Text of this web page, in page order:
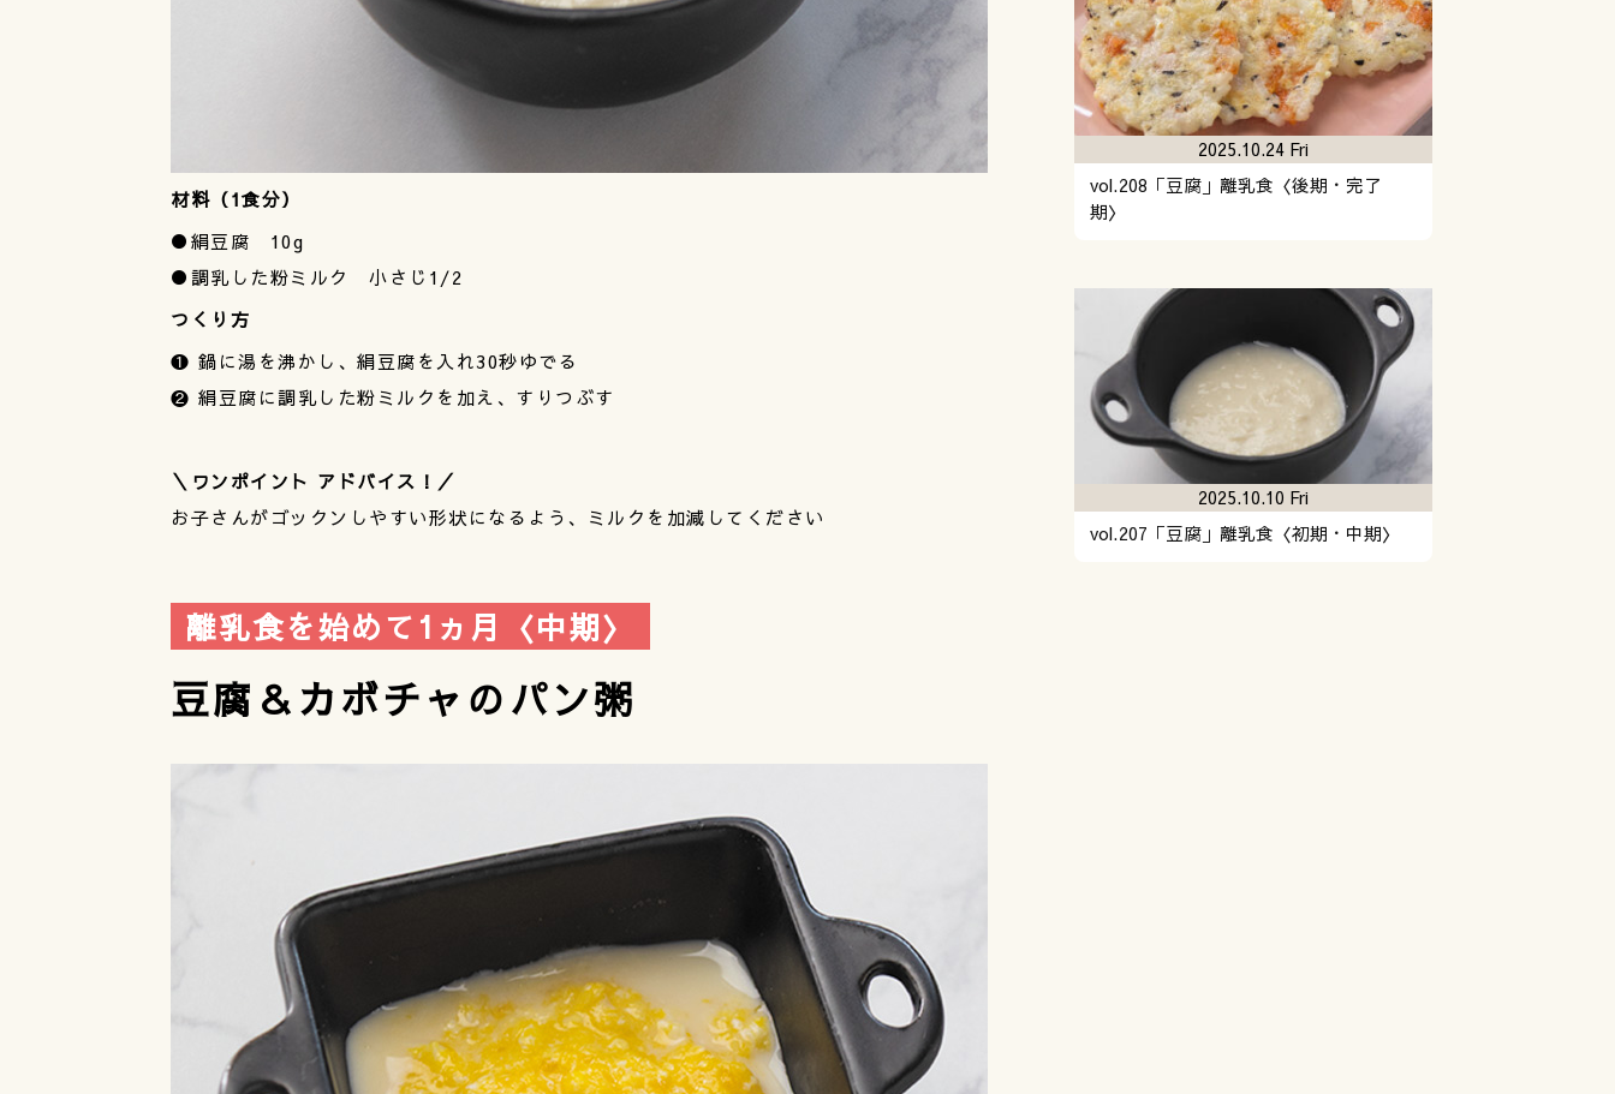
材料（1食分）
●絹豆腐 10g
●調乳した粉ミルク 小さじ1/2
つくり方
❶ 鍋に湯を沸かし、絹豆腐を入れ30秒ゆでる
❷ 絹豆腐に調乳した粉ミルクを加え、すりつぶす
＼ワンポイント アドバイス！／
お子さんがゴックンしやすい形状になるよう、ミルクを加減してください
離乳食を始めて1ヵ月〈中期〉
豆腐＆カボチャのパン粥
vol.208「豆腐」離乳食〈後期・完了
期〉
2025.10.24 Fri
vol.207「豆腐」離乳食〈初期・中期〉
2025.10.10 Fri